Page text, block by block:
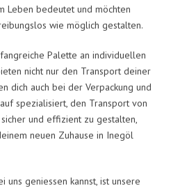
Leben bedeutet und möchten
wie möglich gestalten.
Palette an individuellen
nicht nur den Transport deiner
dich auch bei der Verpackung und
spezialisiert, den Transport von
und effizient zu gestalten,
neuen Zuhause in Inegöl
geniessen kannst, ist unsere